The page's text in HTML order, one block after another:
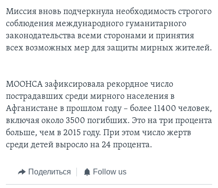
Миссия вновь подчеркнула необходимость строгого
соблюдения международного гуманитарного
законодательства всеми сторонами и принятия
всех возможных мер для защиты мирных жителей.
МООНСА зафиксировала рекордное число
пострадавших среди мирного населения в
Афганистане в прошлом году – более 11400 человек,
включая около 3500 погибших. Это на три процента
больше, чем в 2015 году. При этом число жертв
среди детей выросло на 24 процента.
Поделиться Follow us